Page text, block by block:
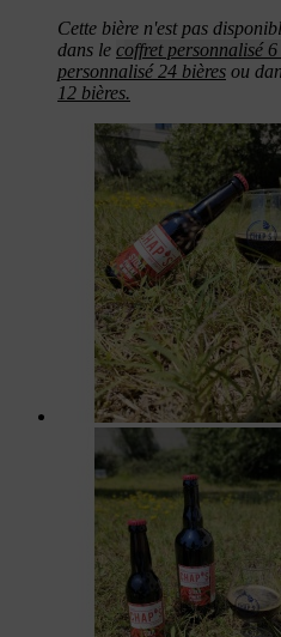
Cette bière n'est pas
dans le coffret personnalisé 6
personnalisé 24 bières ou
12 bières.